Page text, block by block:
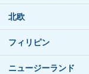
北欧
フィリピン
ニュージーランド